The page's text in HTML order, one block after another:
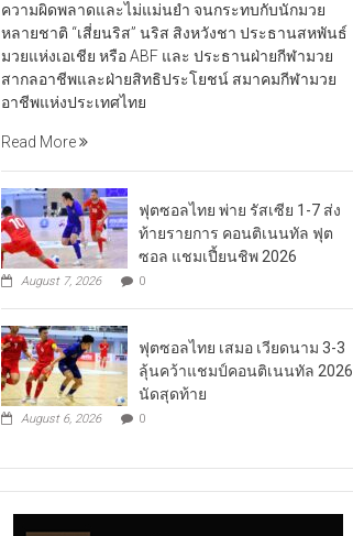
ความผิดพลาดและไม่แม่นยำ จนกระทบกับนักมวย
หลายชาติ “เสี่ยนริส” นริส สิงหวังชา ประธานสหพันธ์
มวยแห่งเอเชีย หรือ ABF และ ประธานฝ่ายกีฬามวย
สากลอาชีพและฝ่ายสิทธิประโยชน์ สมาคมกีฬามวย
อาชีพแห่งประเทศไทย
Read More
ฟุตซอลไทย พ่าย รัสเซีย 1-7 ส่ง
ท้ายรายการ คอนติเนนทัล ฟุต
ซอล แชมเปี้ยนชิพ 2026
August 7, 2026 0
ฟุตซอลไทย เสมอ เวียดนาม 3-3
ลุ้นคว้าแชมป์คอนติเนนทัล 2026
นัดสุดท้าย
August 6, 2026 0